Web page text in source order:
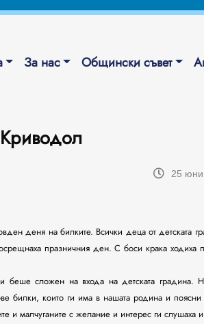
За нас Общински съвет
25
деня на билките. Всички деца от детската
празничния ден. С боси крака ходиха
беше сложен на входа на детската градина.
билки, които ги има в нашата родина и поясни
малчуганите с желание и интерес ги слушаха и